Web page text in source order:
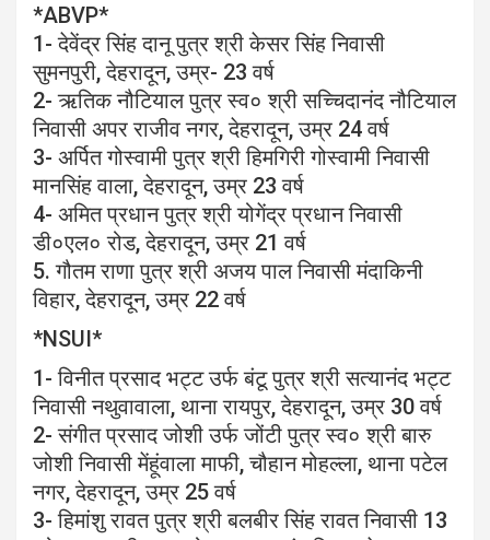
*ABVP*
1- देवेंद्र सिंह दानू पुत्र श्री केसर सिंह निवासी
सुमनपुरी, देहरादून, उम्र- 23 वर्ष
2- ऋतिक नौटियाल पुत्र स्व० श्री सच्चिदानंद नौटियाल
निवासी अपर राजीव नगर, देहरादून, उम्र 24 वर्ष
3- अर्पित गोस्वामी पुत्र श्री हिमगिरी गोस्वामी निवासी
मानसिंह वाला, देहरादून, उम्र 23 वर्ष
4- अमित प्रधान पुत्र श्री योगेंद्र प्रधान निवासी
डी०एल० रोड, देहरादून, उम्र 21 वर्ष
5. गौतम राणा पुत्र श्री अजय पाल निवासी मंदाकिनी
विहार, देहरादून, उम्र 22 वर्ष
*NSUI*
1- विनीत प्रसाद भट्ट उर्फ बंटू पुत्र श्री सत्यानंद भट्ट
निवासी नथुवावाला, थाना रायपुर, देहरादून, उम्र 30 वर्ष
2- संगीत प्रसाद जोशी उर्फ जोंटी पुत्र स्व० श्री बारु
जोशी निवासी मेंहूंवाला माफी, चौहान मोहल्ला, थाना पटेल
नगर, देहरादून, उम्र 25 वर्ष
3- हिमांशु रावत पुत्र श्री बलबीर सिंह रावत निवासी 13